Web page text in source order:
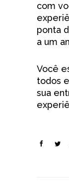
com
ponta
a um
Você
todos
sua